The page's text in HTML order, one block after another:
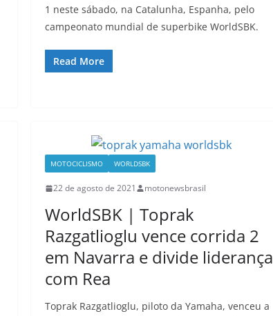
1 neste sábado, na Catalunha, Espanha, pelo
campeonato mundial de superbike WorldSBK.
Read More
MOTOCICLISMO WORLDSBK
22 de agosto de 2021 motonewsbrasil
WorldSBK | Toprak
Razgatlioglu vence corrida 2
em Navarra e divide liderança
com Rea
Toprak Razgatlioglu, piloto da Yamaha, venceu a